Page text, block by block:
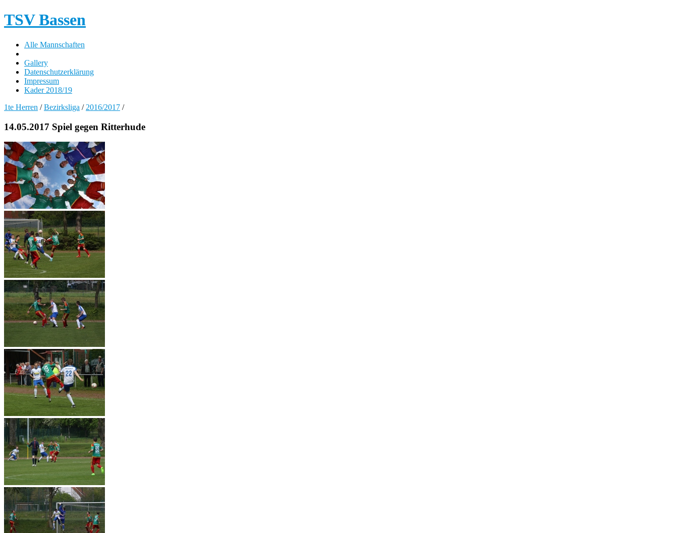
TSV Bassen
Alle Mannschaften
Gallery
Datenschutzerklärung
Impressum
Kader 2018/19
1te Herren /Bezirksliga / 2016/2017 /
14.05.2017 Spiel gegen Ritterhude